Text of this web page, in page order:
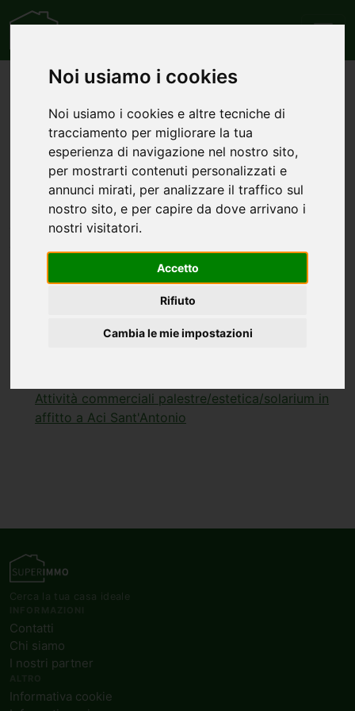
Noi usiamo i cookies
Noi usiamo i cookies e altre tecniche di
tracciamento per migliorare la tua
esperienza di navigazione nel nostro sito,
per mostrarti contenuti personalizzati e
annunci mirati, per analizzare il traffico sul
nostro sito, e per capire da dove arrivano i
nostri visitatori.
Accetto
Rifiuto
Cambia le mie impostazioni
Home
Attività commerciali
Annunci di attività
commerciali
palestre/estetica/solarium
cerca l'immobile di tuo interessa tra l'elenco dei comuni
palestre/estetica/solarium
Attività commerciali palestre/estetica/solarium in
Attività commerciali palestre/estetica/solarium in
affitto a Aci Sant'Antonio
Cerca la tua casa ideale
Contatti
Chi siamo
I nostri partner
Informativa cookie